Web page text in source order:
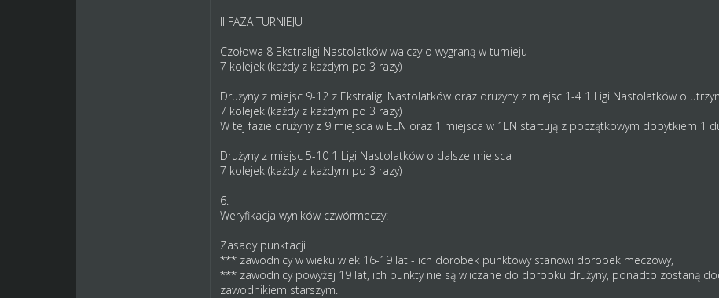
II FAZA TURNIEJU
Czołowa 8 Ekstraligi Nastolatków walczy o wygraną w turnieju
7 kolejek (każdy z każdym po 3 razy)
Drużyny z miejsc 9-12 z Ekstraligi Nastolatków oraz drużyny z miejsc 1-4 1 Ligi Nastolatków o
7 kolejek (każdy z każdym po 3 razy)
W tej fazie drużyny z 9 miejsca w ELN oraz 1 miejsca w 1LN startują z początkowym dobytkiem 1
Drużyny z miejsc 5-10 1 Ligi Nastolatków o dalsze miejsca
7 kolejek (każdy z każdym po 3 razy)
6.
Weryfikacja wyników czwórmeczy:
Zasady punktacji
*** zawodnicy w wieku wiek 16-19 lat - ich dorobek punktowy stanowi dorobek meczowy,
*** zawodnicy powyżej 19 lat, ich punkty nie są wliczane do dorobku drużyny, ponadto zostaną
zawodnikiem starszym.